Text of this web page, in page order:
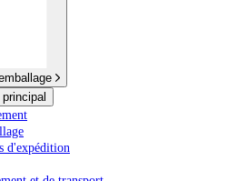
d'expédition